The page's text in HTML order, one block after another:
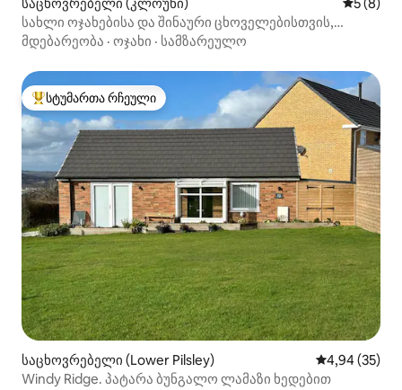
სახლი ოჯახებისა და შინაური ცხოველებისთვის,
ბუხრითა და ბაღით
მდებარეობა · ოჯახი · სამზარეულო
სტუმართა რჩეული მოწინავე ვარიანტი
სტუმართა რჩეული
საცხოვრებელი (Lower Pilsley) საშუალო
4,94 (35)
Windy Ridge. პატარა ბუნგალო ლამაზი ხედებით